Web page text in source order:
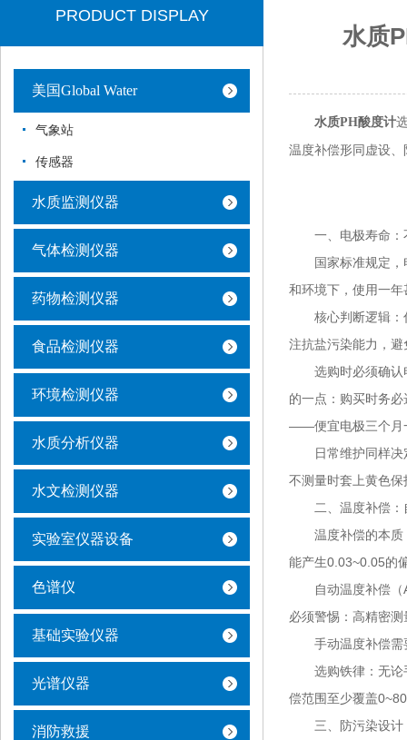
PRODUCT DISPLAY
美国Global Water
气象站
传感器
水质监测仪器
气体检测仪器
药物检测仪器
食品检测仪器
环境检测仪器
水质分析仪器
水文检测仪器
实验室仪器设备
色谱仪
基础实验仪器
光谱仪器
消防救援
水质
水质PH酸度计
温度补偿形同虚设
一、电极寿命：
国家标准规定，电
和环境下，使用一
核心判断逻辑：你
注抗盐污染能力，
选购时必须确认电
的一点：购买时务
——便宜电极三个月
日常维护同样决定
不测量时套上黄色
二、温度补偿：
温度补偿的本质，
能产生0.03~0.05的
自动温度补偿（
必须警惕：高精密
手动温度补偿需要
选购铁律：无论手
偿范围至少覆盖
三、防污染设计